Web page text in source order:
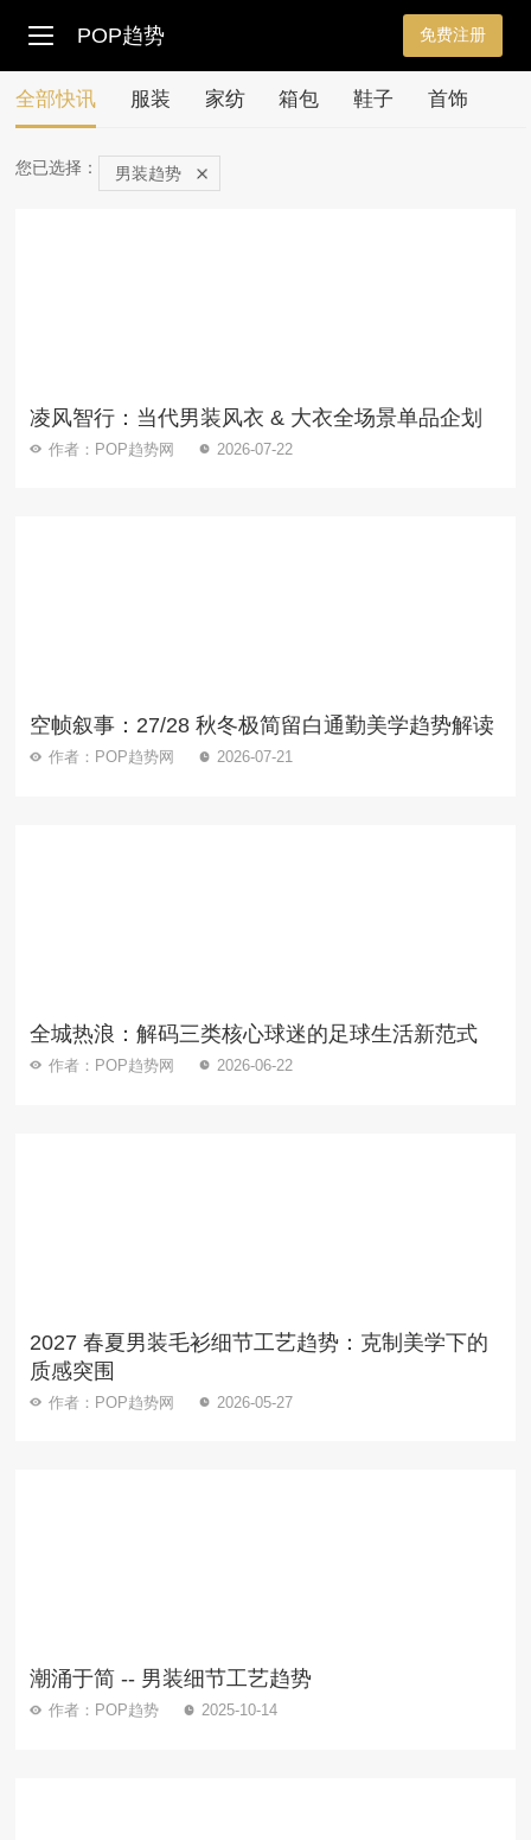
POP趋势 免费注册
全部快讯 服装 家纺 箱包 鞋子 首饰
您已选择： 男装趋势
凌风智行：当代男装风衣 & 大衣全场景单品企划
作者：POP趋势网 2026-07-22
空帧叙事：27/28 秋冬极简留白通勤美学趋势解读
作者：POP趋势网 2026-07-21
全城热浪：解码三类核心球迷的足球生活新范式
作者：POP趋势网 2026-06-22
2027 春夏男装毛衫细节工艺趋势：克制美学下的
质感突围
作者：POP趋势网 2026-05-27
潮涌于简 -- 男装细节工艺趋势
作者：POP趋势 2025-10-14